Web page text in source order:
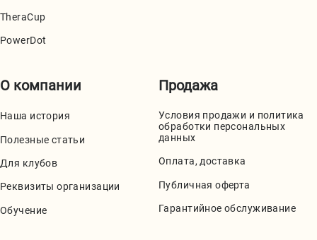
TheraCup
PowerDot
О компании
Наша история
Полезные статьи
Для клубов
Реквизиты организации
Обучение
Продажа
Условия продажи и политика
обработки персональных
данных
Оплата, доставка
Публичная оферта
Гарантийное обслуживание